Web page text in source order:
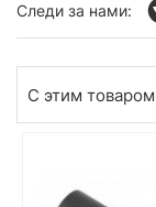
Следи за нами:
С этим